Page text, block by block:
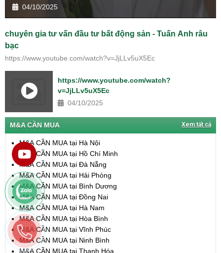
04/10/2025
chuyên gia tư vấn đầu tư bất động sản - Tuấn Anh râu
bạc
https://www.youtube.com/watch?v=JjLLv5uX5Ec
https://www.youtube.com/watch?
v=JjLLv5uX5Ec
04/10/2025
M&A CẦN MUA Xem tất cả
M&A CẦN MUA tại Hà Nội
M&A CẦN MUA tại Hồ Chí Minh
M&A CẦN MUA tại Đà Nẵng
M&A CẦN MUA tại Hải Phòng
M&A CẦN MUA tại Bình Dương
M&A CẦN MUA tại Đồng Nai
M&A CẦN MUA tại Hà Nam
M&A CẦN MUA tại Hòa Bình
M&A CẦN MUA tại Vĩnh Phúc
M&A CẦN MUA tại Ninh Bình
M&A CẦN MUA tại Thanh Hóa